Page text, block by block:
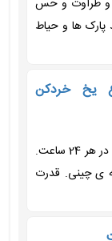
و طراوت و حس
ها و حیاط
یخ خردکن
ظرفیت خردکن: امکان خرد کردن 5 تا 15 تن یخ در هر 24 ساعت.
ی چینی. قدرت